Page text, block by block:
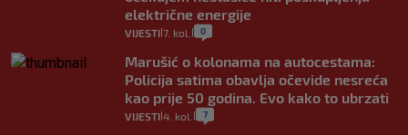
električne energije
VIJESTI 7. kol. 0
Marušić o kolonama na autocestama:
Policija satima obavlja očevide nesreća
kao prije 50 godina. Evo kako to ubrzati
VIJESTI 4. kol. 7